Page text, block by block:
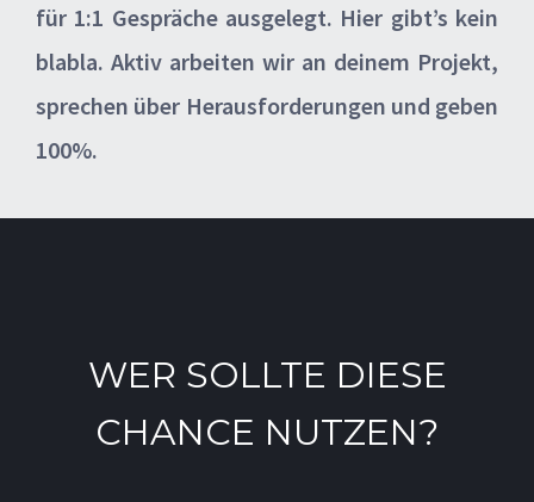
für 1:1 Gespräche ausgelegt. Hier gibt’s kein
blabla. Aktiv arbeiten wir an deinem Projekt,
sprechen über Herausforderungen und geben
100%.
WER SOLLTE DIESE
CHANCE NUTZEN?